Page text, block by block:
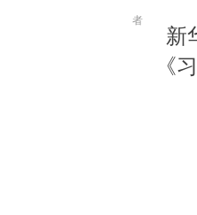
新
《
者